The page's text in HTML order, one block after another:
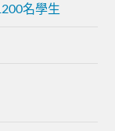
名學生